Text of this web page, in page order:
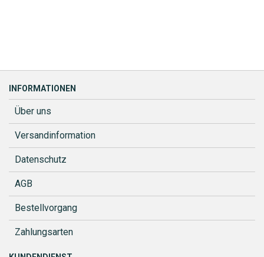
INFORMATIONEN
Über uns
Versandinformation
Datenschutz
AGB
Bestellvorgang
Zahlungsarten